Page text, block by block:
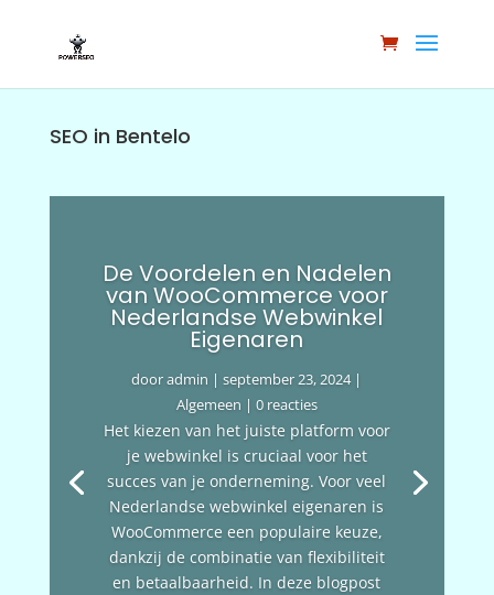
SEO in Bentelo
De Voordelen en Nadelen
van WooCommerce voor
Nederlandse Webwinkel
Eigenaren
dooradmin |september 23, 2024|
Algemeen | 0 reacties
Het kiezen van het juiste platform voor
je webwinkel is cruciaal voor het
succes van je onderneming. Voor veel
Nederlandse webwinkel eigenaren is
WooCommerce een populaire keuze,
dankzij de combinatie van flexibiliteit
en betaalbaarheid. In deze blogpost